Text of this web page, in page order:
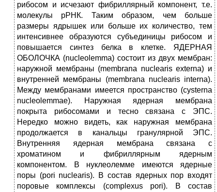
рибосом и исчезают фибриллярный компонент, т.е.
молекулы рРНК. Таким образом, чем больше
размеры ядрышек или больше их количество, тем
интенсивнее образуются субъединицы рибосом и
повышается синтез белка в клетке. ЯДЕРНАЯ
ОБОЛОЧКА (nucleolemma) состоит из двух мембран:
наружной мембраны (membrana nuclearis externa) и
внутренней мембраны (membrana nuclearis interna).
Между мембранами имеется пространство (cysterna
nucleolemmae). Наружная ядерная мембрана
покрыта рибосомами и тесно связана с ЭПС.
Нередко можно видеть, как наружная мембрана
продолжается в канальцы гранулярной ЭПС.
Внутренняя ядерная мембрана связана с
хроматином и фибриллярным ядерным
компонентом. В нуклеолемме имеются ядерные
поры (pori nuclearis). В состав ядерных пор входят
поровые комплексы (complexus pori). В состав